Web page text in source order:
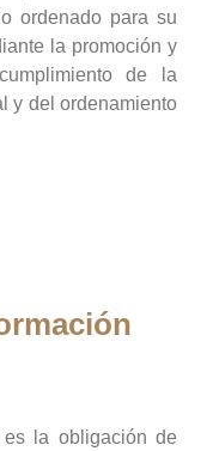
ordenado para su
la promoción y
de la
y del ordenamiento
es la obligación de